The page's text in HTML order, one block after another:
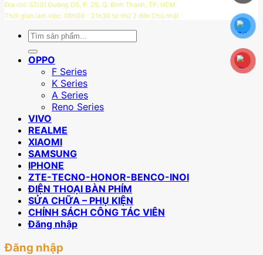
Địa chỉ: 57/31 Đường D5, P. 25, Q. Bình Thạnh, TP. HCM
Thời gian làm việc: 08h00 - 21h30 từ thứ 2 đến Chủ nhật
Tìm
OPPO
F Series
K Series
A Series
Reno Series
VIVO
REALME
XIAOMI
SAMSUNG
IPHONE
ZTE-TECNO-HONOR-BENCO-INOI
ĐIỆN THOẠI BÀN PHÍM
SỬA CHỮA – PHỤ KIỆN
CHÍNH SÁCH CÔNG TÁC VIÊN
Đăng nhập
Đăng nhập